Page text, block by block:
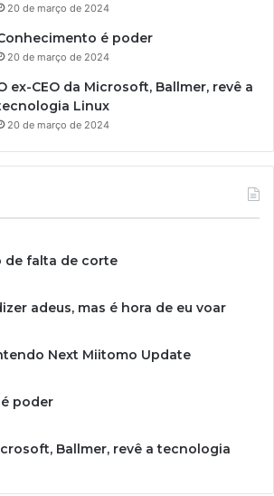
20 de março de 2024
é poder
20 de março de 2024
ex-CEO da Microsoft, Ballmer, revê a
Linux
20 de março de 2024
de falta de corte
adeus, mas é hora de eu voar
Next Miitomo Update
poder
Ballmer, revê a tecnologia